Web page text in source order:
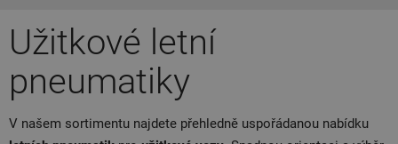
Užitkové letní
pneumatiky
V našem sortimentu najdete přehledně uspořádanou nabídku